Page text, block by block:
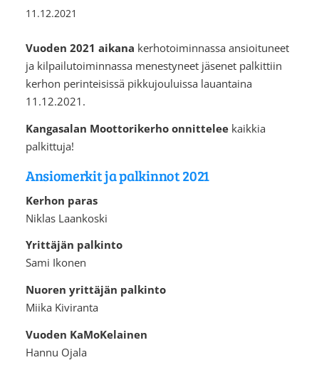
11.12.2021
Vuoden 2021 aikana kerhotoiminnassa ansioituneet
ja kilpailutoiminnassa menestyneet jäsenet palkittiin
kerhon perinteisissä pikkujouluissa lauantaina
11.12.2021.
Kangasalan Moottorikerho onnittelee ⁠⁠⁠⁠⁠⁠⁠kaikkia
palkittuja!
Ansiomerkit ja palkinnot 2021
Kerhon paras
Niklas Laankoski
Yrittäjän palkinto
Sami Ikonen
Nuoren yrittäjän palkinto
Miika Kiviranta
Vuoden KaMoKelainen
Hannu Ojala